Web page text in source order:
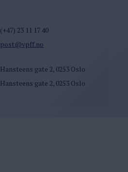
(+47) 23 11 17 40
post@vpff.no
Hansteens gate 2, 0253 Oslo
Hansteens gate 2, 0253 Oslo